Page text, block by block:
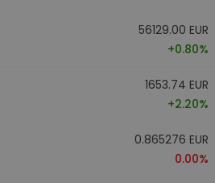
56129.00 EUR
+0.80%
1653.74 EUR
+2.20%
0.865276 EUR
0.00%